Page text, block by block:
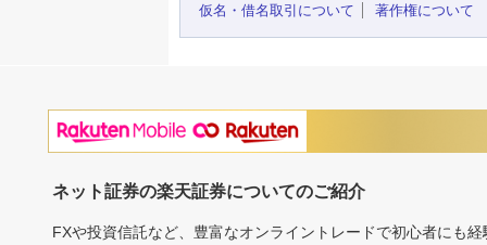
仮名・借名取引について
著作権について
ネット証券の楽天証券についてのご紹介
FXや投資信託など、豊富なオンライントレードで初心者にも